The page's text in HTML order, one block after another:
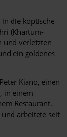
in die koptische
(Khartum-
und verletzten
ein goldenes
Kiano, einen
in einem
Restaurant.
und arbeitete seit